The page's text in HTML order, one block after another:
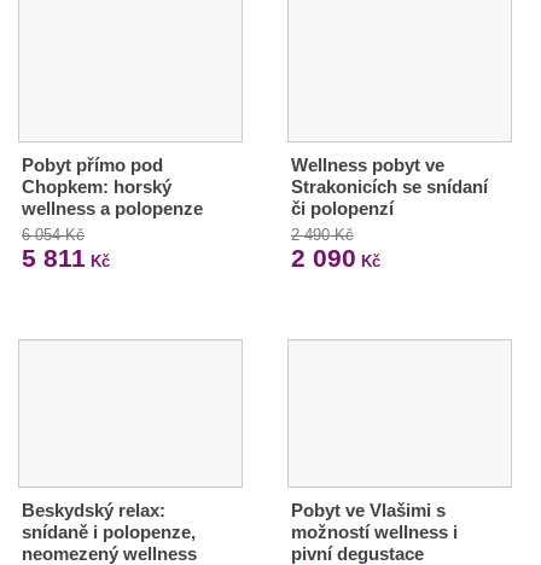
Pobyt přímo pod
Chopkem: horský
wellness a polopenze
6 054 Kč
5 811 Kč
Wellness pobyt ve
Strakonicích se snídaní
či polopenzí
2 490 Kč
2 090 Kč
Beskydský relax:
snídaně i polopenze,
neomezený wellness
Pobyt ve Vlašimi s
možností wellness i
pivní degustace